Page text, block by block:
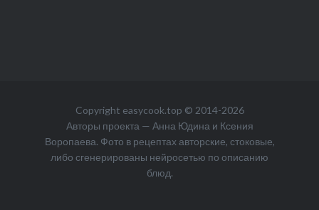
Copyright easycook.top © 2014-2026
Авторы проекта — Анна Юдина и Ксения
Воропаева. Фото в рецептах авторские, стоковые,
либо сгенерированы нейросетью по описанию
блюд.